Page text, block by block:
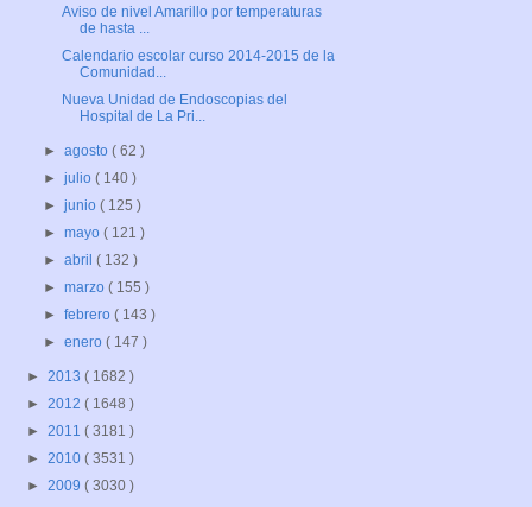
Aviso de nivel Amarillo por temperaturas
de hasta ...
Calendario escolar curso 2014-2015 de la
Comunidad...
Nueva Unidad de Endoscopias del
Hospital de La Pri...
►agosto( 62 )
►julio( 140 )
►junio( 125 )
►mayo( 121 )
►abril( 132 )
►marzo( 155 )
►febrero( 143 )
►enero( 147 )
► 2013 ( 1682 )
► 2012 ( 1648 )
► 2011 ( 3181 )
► 2010 ( 3531 )
► 2009 ( 3030 )